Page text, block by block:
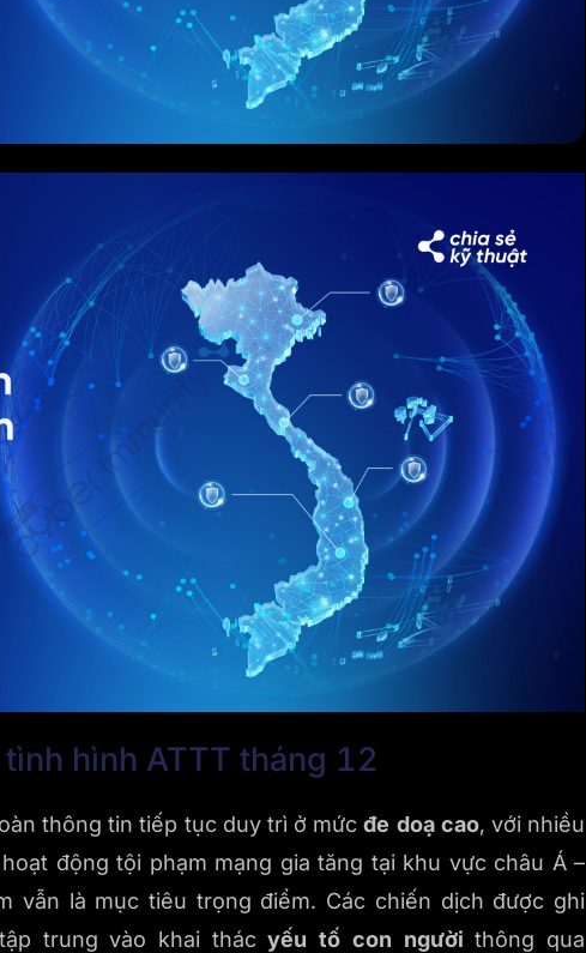
hình ATTT tháng 12
thông tin tiếp tục duy trì ở mứcđe doạ cao, với nhiều
động tội phạm mạng gia tăng tại khu vực châu Á –
vẫn là mục tiêu trọng điểm. Các chiến dịch được ghi
trung vào khai thácyếu tố con người thông qua